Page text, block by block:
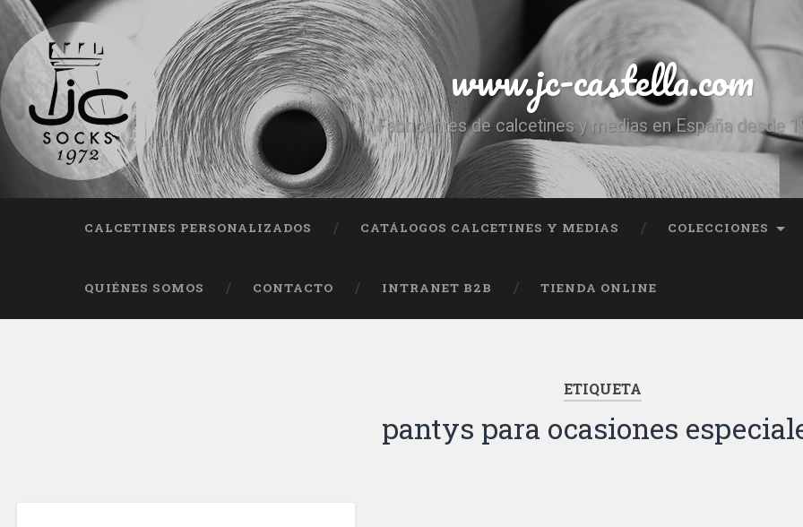
www.jc-castella.com
Fabricantes de calcetines y medias en España desde
CALCETINES PERSONALIZADOS CATÁLOGOS CALCETINES Y MEDIAS COLECCIONES
QUIÉNES SOMOS CONTACTO INTRANET B2B TIENDA ONLINE
ETIQUETA
pantys para ocasiones